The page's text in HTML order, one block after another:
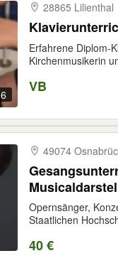
6
28865 Lilienthal
Erfahrene Diplom-
Kirchenmusikerin
VB
49074
Opernsänger,
Staatlichen
40 €